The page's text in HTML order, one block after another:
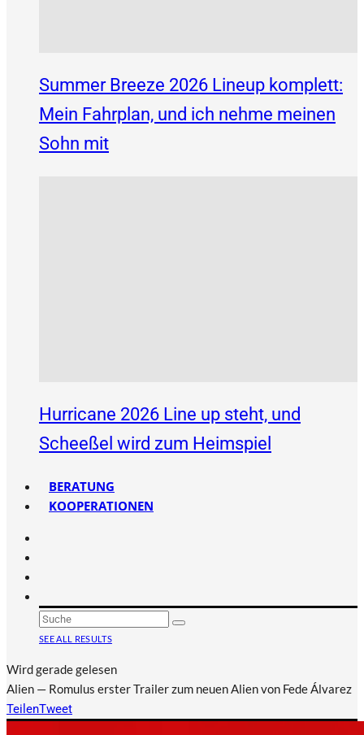
Summer Breeze 2026 Lineup komplett:
Mein Fahrplan, und ich nehme meinen
Sohn mit
Hurricane 2026 Line up steht, und
Scheeßel wird zum Heimspiel
BERATUNG
KOOPERATIONEN
SEE ALL RESULTS
Wird gerade gelesen
Alien — Romulus erster Trailer zum neuen Alien von Fede Álvarez
TeilenTweet